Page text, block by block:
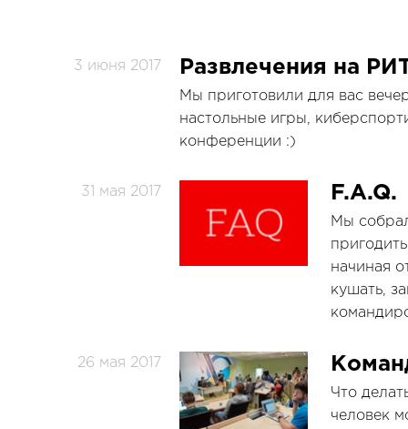
3 июня 2017 Развлечения на
Мы приготовили для вас
настольные игры,
конференции :)
31 мая 2017 F.A.Q.
Мы
начиная
кушать,
26 мая 2017
Что
человек